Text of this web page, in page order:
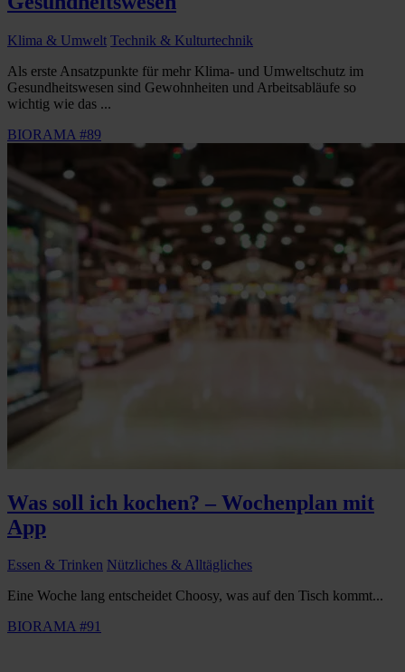
Klima & Umwelt Technik & Kulturtechnik
Als erste Ansatzpunkte für mehr Klima- und Umweltschutz im
Gesundheitswesen sind Gewohnheiten und Arbeitsabläufe so
wichtig wie das ...
BIORAMA #89
Was soll ich kochen? – Wochenplan mit
App
Essen & Trinken Nützliches & Alltägliches
Eine Woche lang entscheidet Choosy, was auf den Tisch kommt...
BIORAMA #91